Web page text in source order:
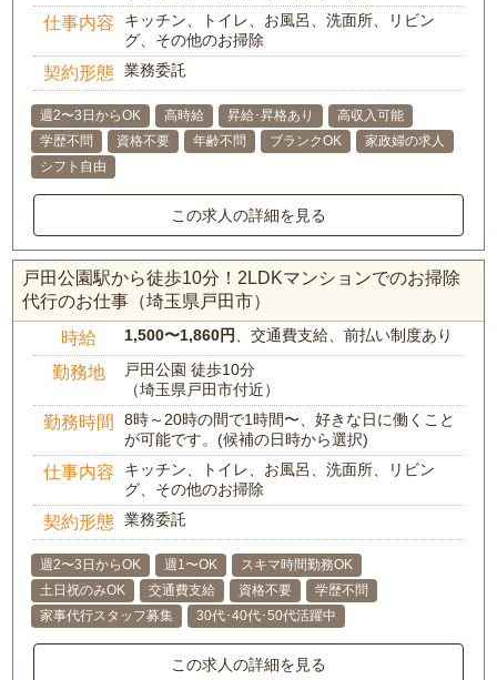
仕事内容
キッチン、トイレ、お風呂、洗面所、リビン
グ、その他のお掃除
契約形態 業務委託
週2〜3日からOK 高時給 昇給･昇格あり
高収入可能
学歴不問
資格不要 年齢不問 ブランクOK
家政婦の求人
シフト自由
この求人の詳細を見る
戸田公園駅から徒歩10分！2LDKマンションでのお掃除
代行のお仕事（埼玉県戸田市）
時給 1,500〜1,860円 、交通費支給、前払い制度あり
勤務地
戸田公園 徒歩10分
（埼玉県戸田市付近）
勤務時間
8時～20時の間で1時間〜、好きな日に働くこと
が可能です。(候補の日時から選択)
仕事内容
キッチン、トイレ、お風呂、洗面所、リビン
グ、その他のお掃除
契約形態 業務委託
週2〜3日からOK 週1〜OK
スキマ時間勤務OK
土日祝のみOK
交通費支給 資格不要
学歴不問
家事代行スタッフ募集
30代･40代･50代活躍中
この求人の詳細を見る